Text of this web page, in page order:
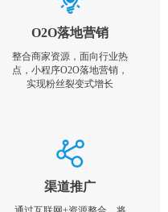
O2O落地营销
整合商家资源，面向行业热
点，小程序O2O落地营销，
实现粉丝裂变式增长
渠道推广